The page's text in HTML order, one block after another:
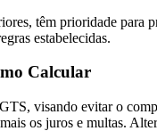
têm prioridade para
estabelecidas.
Calcular
visando evitar o
os juros e multas.